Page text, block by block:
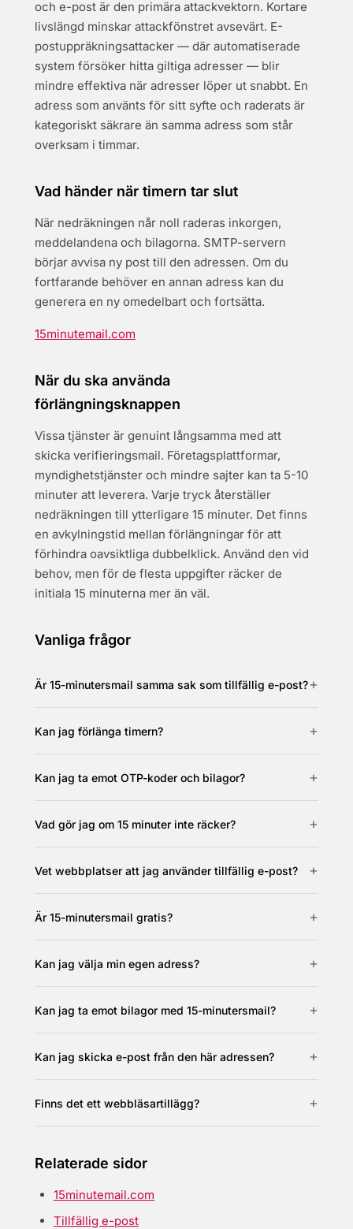
och e-post är den primära attackvektorn. Kortare
livslängd minskar attackfönstret avsevärt. E-
postuppräkningsattacker — där automatiserade
system försöker hitta giltiga adresser — blir
mindre effektiva när adresser löper ut snabbt. En
adress som använts för sitt syfte och raderats är
kategoriskt säkrare än samma adress som står
overksam i timmar.
Vad händer när timern tar slut
När nedräkningen når noll raderas inkorgen,
meddelandena och bilagorna. SMTP-servern
börjar avvisa ny post till den adressen. Om du
fortfarande behöver en annan adress kan du
generera en ny omedelbart och fortsätta.
15minutemail.com
När du ska använda
förlängningsknappen
Vissa tjänster är genuint långsamma med att
skicka verifieringsmail. Företagsplattformar,
myndighetstjänster och mindre sajter kan ta 5-10
minuter att leverera. Varje tryck återställer
nedräkningen till ytterligare 15 minuter. Det finns
en avkylningstid mellan förlängningar för att
förhindra oavsiktliga dubbelklick. Använd den vid
behov, men för de flesta uppgifter räcker de
initiala 15 minuterna mer än väl.
Vanliga frågor
Är 15-minutersmail samma sak som tillfällig e-post?
Kan jag förlänga timern?
Kan jag ta emot OTP-koder och bilagor?
Vad gör jag om 15 minuter inte räcker?
Vet webbplatser att jag använder tillfällig e-post?
Är 15-minutersmail gratis?
Kan jag välja min egen adress?
Kan jag ta emot bilagor med 15-minutersmail?
Kan jag skicka e-post från den här adressen?
Finns det ett webbläsartillägg?
Relaterade sidor
15minutemail.com
Tillfällig e-post